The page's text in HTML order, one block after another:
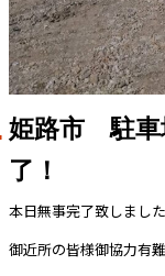
姫路市 駐車
了！
本日無事完了致しました
御近所の皆様御協力有